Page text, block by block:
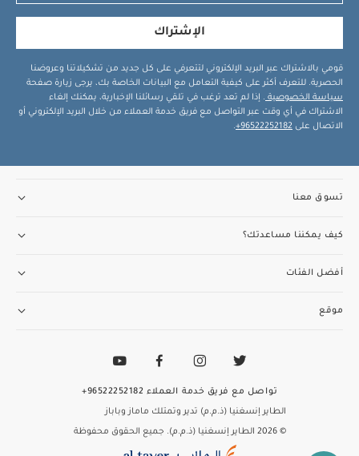
الإشتراك
قومي بالاشتراك عبر البريد الإلكتروني لتتعرفي على كل جديد من تشكيلاتنا وعروضنا
الحصرية. للتعرف أكثر على كيفية التعامل مع البيانات الخاصة بك، يرجى زيارة صفحة
سياسة الخصوصية . إذا لم تعد ترغب في تلقي رسائلنا الإخبارية، يمكنك إلغاء
الاشتراك في أي وقت عبر التواصل مع فريق خدمة العملاء من خلال البريد الإلكتروني أو
الاتصال على 96522252182+
.
تسوق معنا
كيف يمكننا مساعدتك؟
أفضل الفئات
موقع
الطاير إنسغنيا (ذ.م.م) تدير وتمتلك ماماز وباباز
© 2026 الطاير إنسغنيا (ذ.م.م). جميع الحقوق محفوظة
تواصل مع فريق خدمة العملاء 96522252182+